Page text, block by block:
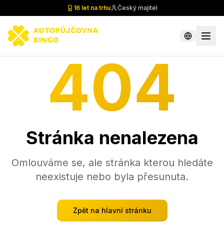
16 let na trhu Český majitel
404
Stránka nenalezena
Omlouváme se, ale stránka kterou hledáte
neexistuje nebo byla přesunuta.
Zpět na hlavní stránku